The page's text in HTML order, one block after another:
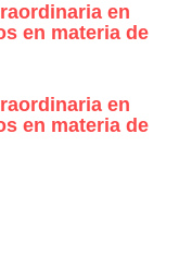
en
en materia de
en
en materia de